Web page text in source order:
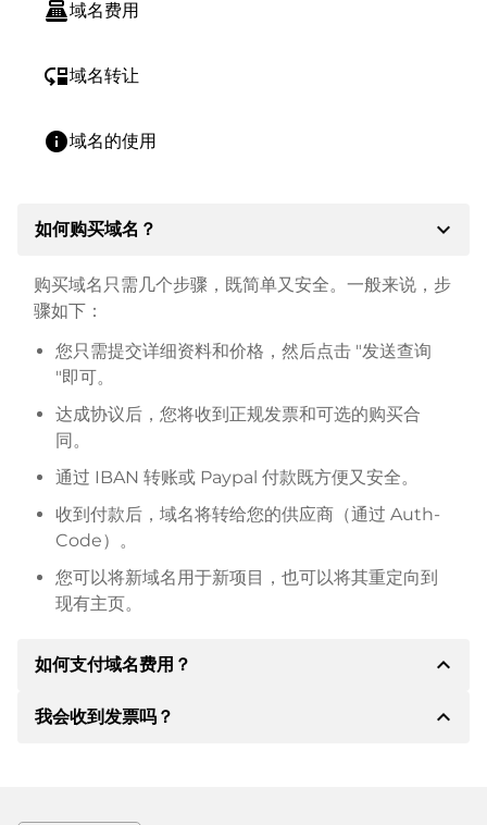
point_of_sale域名费用
move_down域名转让
info域名的使用
如何购买域名？ expand_more
购买域名只需几个步骤，既简单又安全。一般来说，步
骤如下：
您只需提交详细资料和价格，然后点击 "发送查询
"即可。
达成协议后，您将收到正规发票和可选的购买合
同。
通过 IBAN 转账或 Paypal 付款既方便又安全。
收到付款后，域名将转给您的供应商（通过 Auth-
Code）。
您可以将新域名用于新项目，也可以将其重定向到
现有主页。
如何支付域名费用？ expand_less
达成协议后，房东将通知您付款细节。房主随后会向您
我会收到发票吗？ expand_less